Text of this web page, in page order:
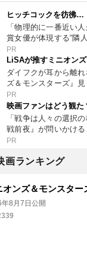
ヒッチコックを彷彿…
「物理的に一番近い
賞女優が体現する“隣
PR
LiSAが推すミニオンズ
ダイフクが耳から離
ズ＆モンスターズ』見
PR
映画ファンはどう観た
「戦争は人々の選択
戦前夜』が問いかけ
PR
画ランキング
オンズ＆モンスター
8月7日公開